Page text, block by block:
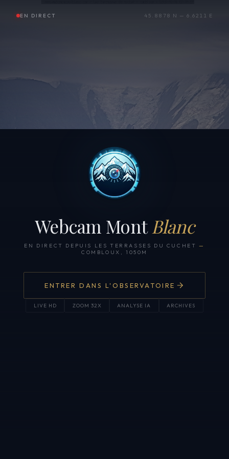
EN DIRECT 45.8878 N — 6.6211 E
Webcam Mont Blanc
EN DIRECT DEPUIS LES TERRASSES DU CUCHET —
COMBLOUX, 1050M
ENTRER DANS L'OBSERVATOIRE
LIVE HD ZOOM 32X ANALYSE IA ARCHIVES